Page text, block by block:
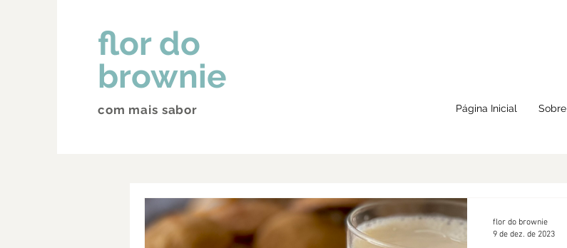
flor do
brownie
com mais sabor Página Inicial Sobre
flor do brownie
9 de dez. de 2023